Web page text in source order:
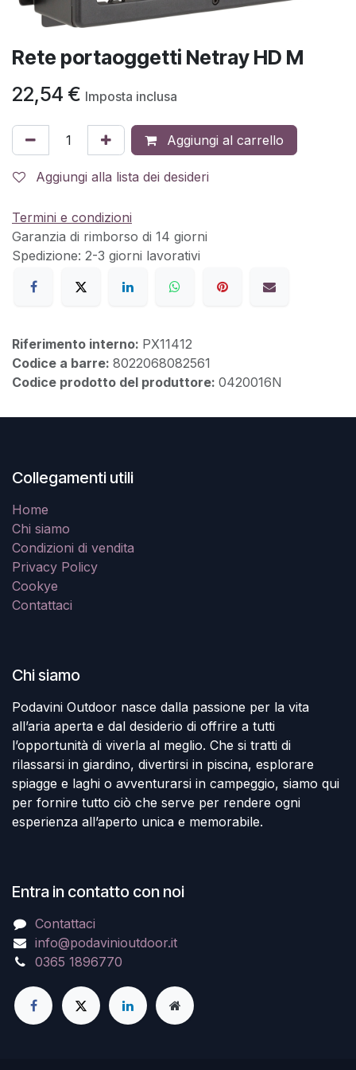
Rete portaoggetti Netray HD M
22,54 € Imposta inclusa
Aggiungi al carrello
Aggiungi alla lista dei desideri
Termini e condizioni
Garanzia di rimborso di 14 giorni
Spedizione: 2-3 giorni lavorativi
Riferimento interno: PX11412
Codice a barre: 8022068082561
Codice prodotto del produttore: 0420016N
Collegamenti utili
Home
Chi siamo
Condizioni di vendita
Privacy Policy
Cookye
Contattaci
Chi siamo
Podavini Outdoor nasce dalla passione per la vita
all’aria aperta e dal desiderio di offrire a tutti
l’opportunità di viverla al meglio. Che si tratti di
rilassarsi in giardino, divertirsi in piscina, esplorare
spiagge e laghi o avventurarsi in campeggio, siamo qui
per fornire tutto ciò che serve per rendere ogni
esperienza all’aperto unica e memorabile.
Entra in contatto con noi
Contattaci
info@podavinioutdoor.it
0365 1896770